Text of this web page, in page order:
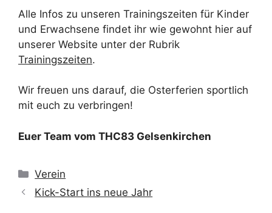
Alle Infos zu unseren Trainingszeiten für Kinder
und Erwachsene findet ihr wie gewohnt hier auf
unserer Website unter der Rubrik
Trainingszeiten.
Wir freuen uns darauf, die Osterferien sportlich
mit euch zu verbringen!
Euer Team vom THC83 Gelsenkirchen
Kategorien
Verein
Kick-Start ins neue Jahr